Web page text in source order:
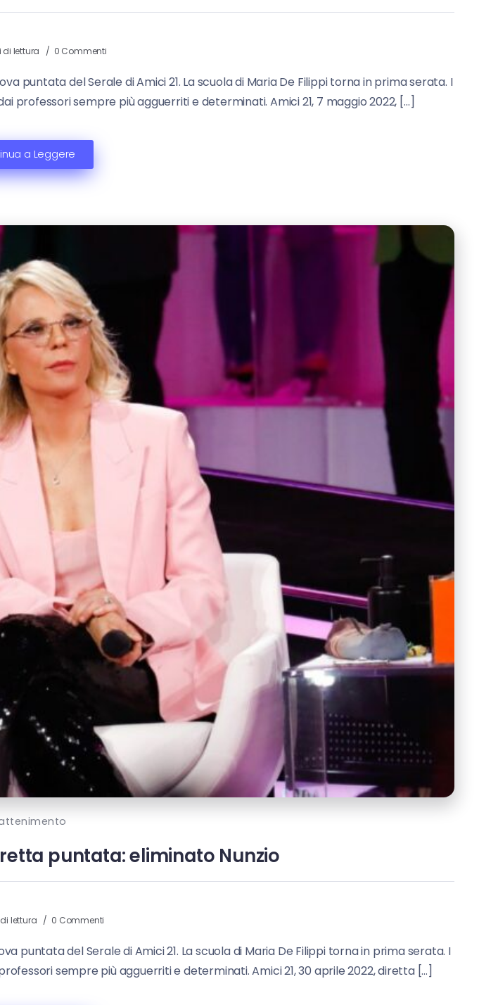
di lettura 0 Commenti
puntata del Serale di Amici 21. La scuola di Maria De Filippi torna in prima serata. I
professori sempre più agguerriti e determinati. Amici 21, 7 maggio 2022, […]
a Leggere
puntata: eliminato Nunzio
lettura 0 Commenti
puntata del Serale di Amici 21. La scuola di Maria De Filippi torna in prima serata. I
sempre più agguerriti e determinati. Amici 21, 30 aprile 2022, diretta […]